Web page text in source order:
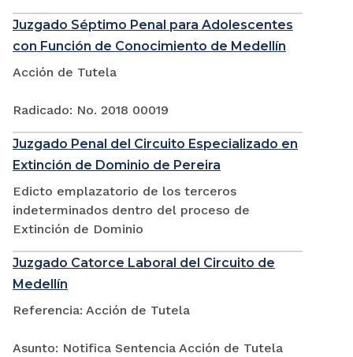
Juzgado Séptimo Penal para Adolescentes
con Función de Conocimiento de Medellín
Acción de Tutela
Radicado: No. 2018 00019
Juzgado Penal del Circuito Especializado en
Extinción de Dominio de Pereira
Edicto emplazatorio de los terceros
indeterminados dentro del proceso de
Extinción de Dominio
Juzgado Catorce Laboral del Circuito de
Medellín
Referencia: Acción de Tutela
Asunto: Notifica Sentencia Acción de Tutela